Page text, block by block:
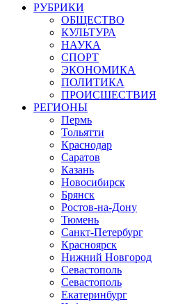
РУБРИКИ
ОБЩЕСТВО
КУЛЬТУРА
НАУКА
СПОРТ
ЭКОНОМИКА
ПОЛИТИКА
ПРОИСШЕСТВИЯ
РЕГИОНЫ
Пермь
Тольятти
Краснодар
Саратов
Казань
Новосибирск
Брянск
Ростов-на-Дону
Тюмень
Санкт-Петербург
Красноярск
Нижний Новгород
Севастополь
Севастополь
Екатеринбург